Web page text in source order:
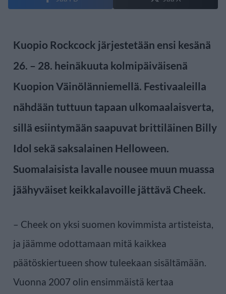
Kuopio Rockcock järjestetään ensi kesänä
26. – 28. heinäkuuta kolmipäiväisenä
Kuopion Väinölänniemellä. Festivaaleilla
nähdään tuttuun tapaan ulkomaalaisverta,
sillä esiintymään saapuvat brittiläinen Billy
Idol sekä saksalainen Helloween.
Suomalaisista lavalle nousee muun muassa
jäähyväiset keikkalavoille jättävä Cheek.
– Cheek on yksi suomen kovimmista artisteista,
ja jäämme odottamaan mitä kaikkea
päätöskiertueen show tuleekaan sisältämään.
Vuonna 2007 olin ensimmäistä kertaa